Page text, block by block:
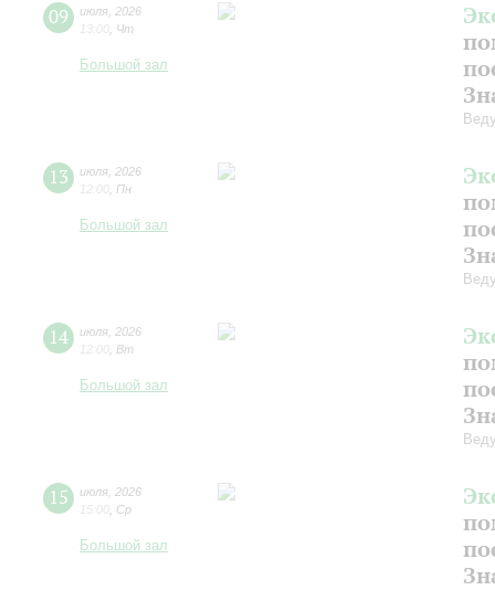
09 июля 2026
13:00 Чт
Большой зал
13 июля 2026
12:00 Пн
Большой зал
14 июля 2026
12:00 Вт
Большой зал
15 июля 2026
15:00 Ср
Большой зал